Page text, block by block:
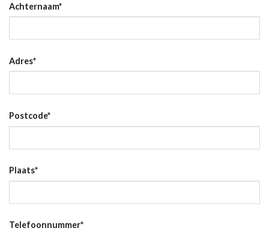
Achternaam*
Adres*
Postcode*
Plaats*
Telefoonnummer*